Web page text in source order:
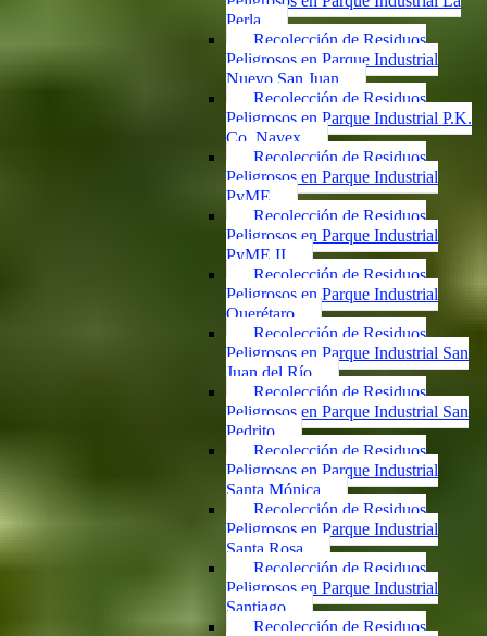
Perla
Recolección de Residuos
Peligrosos en Parque Industrial
Nuevo San Juan
Recolección de Residuos
Peligrosos en Parque Industrial P.K.
Co. Navex
Recolección de Residuos
Peligrosos en Parque Industrial
PyME
Recolección de Residuos
Peligrosos en Parque Industrial
PyME II
Recolección de Residuos
Peligrosos en Parque Industrial
Querétaro
Recolección de Residuos
Peligrosos en Parque Industrial San
Juan del Río
Recolección de Residuos
Peligrosos en Parque Industrial San
Pedrito
Recolección de Residuos
Peligrosos en Parque Industrial
Santa Mónica
Recolección de Residuos
Peligrosos en Parque Industrial
Santa Rosa
Recolección de Residuos
Peligrosos en Parque Industrial
Santiago
Recolección de Residuos